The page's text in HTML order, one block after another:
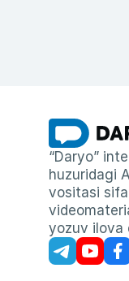
“Daryo”
huzuridagi
vositasi
yozuv ilova